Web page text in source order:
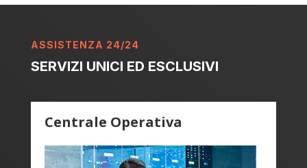
ASSISTENZA 24/24
SERVIZI UNICI ED ESCLUSIVI
Centrale Operativa